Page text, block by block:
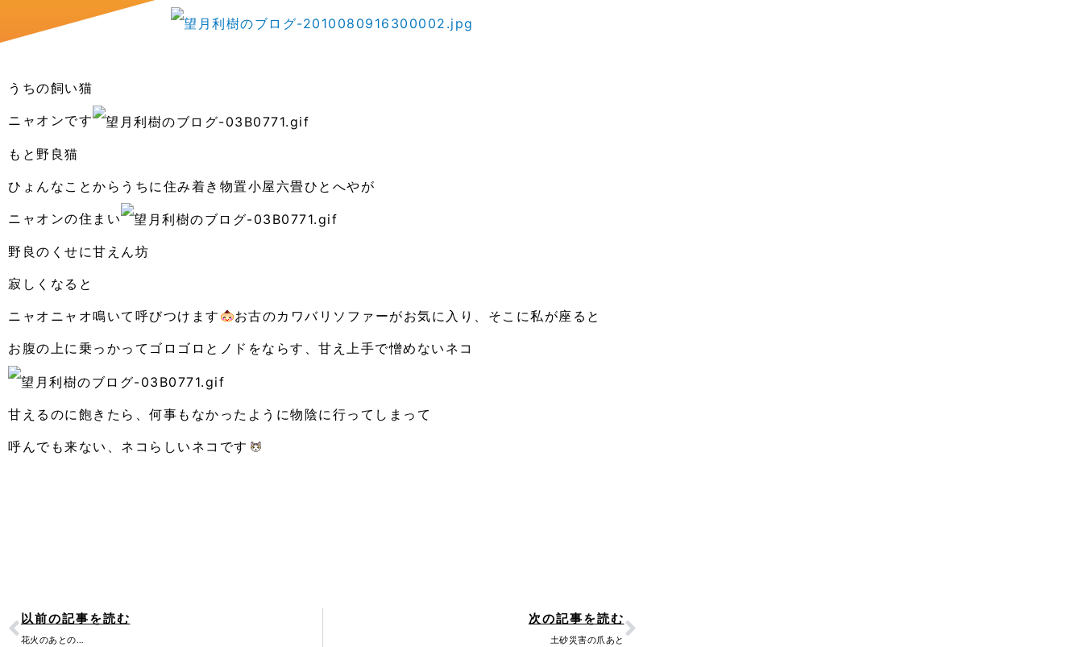
うちの飼い猫
ニャオンです
もと野良猫
ひょんなことからうちに住み着き物置小屋六畳ひとへやが
ニャオンの住まい
野良のくせに甘えん坊
寂しくなると
ニャオニャオ鳴いて呼びつけます
お古のカワバリソファーがお気に入り、そこに私が座ると
お腹の上に乗っかってゴロゴロとノドをならす、甘え上手で憎めないネコ
甘えるのに飽きたら、何事もなかったように物陰に行ってしまって
呼んでも来ない、ネコらしいネコです
Prev
以前の記事を読む
花火のあとの…
次の記事を読む
土砂災害の爪あと
Next